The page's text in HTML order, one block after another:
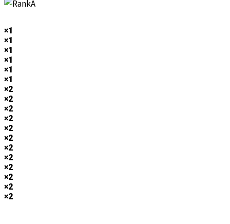
×1
×1
×1
×1
×1
×1
×2
×2
×2
×2
×2
×2
×2
×2
×2
×2
×2
×2